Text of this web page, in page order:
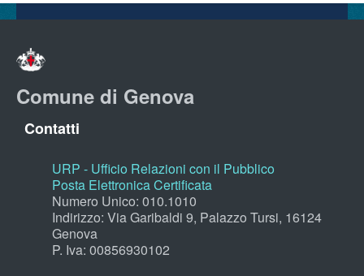
Comune di Genova
Contatti
URP - Ufficio Relazioni con il Pubblico
Posta Elettronica Certificata
Numero Unico: 010.1010
Indirizzo: Via Garibaldi 9, Palazzo Tursi, 16124
Genova
P. Iva: 00856930102